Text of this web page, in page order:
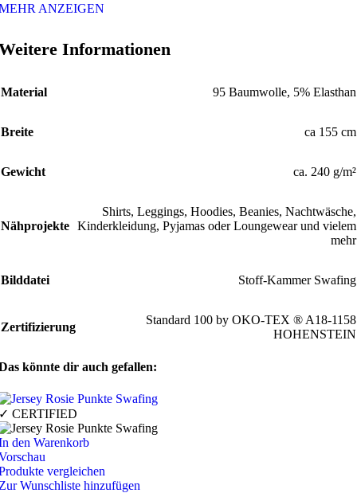
ANZEIGEN
Informationen
Material 95 Baumwolle, 5% Elasthan
Breite ca 155 cm
Gewicht ca. 240 g/m²
Nähprojekte
Shirts, Leggings, Hoodies, Beanies, Nachtwäsche,
Kinderkleidung, Pyjamas oder Loungewear und vielem
mehr
Bilddatei Stoff-Kammer Swafing
Zertifizierung
Standard 100 by OKO-TEX ® A18-1158
HOHENSTEIN
könnte dir auch gefallen:
CERTIFIED
den Warenkorb
vergleichen
Wunschliste hinzufügen